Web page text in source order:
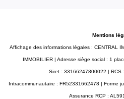
Mentions
Affichage des informations légales : CENTRAL
IMMOBILIER | Adresse siège social : 1
Siret : 33166247800022 | RCS
Intracommunautaire : FR52331662478 | Forme
Assurance RCP :